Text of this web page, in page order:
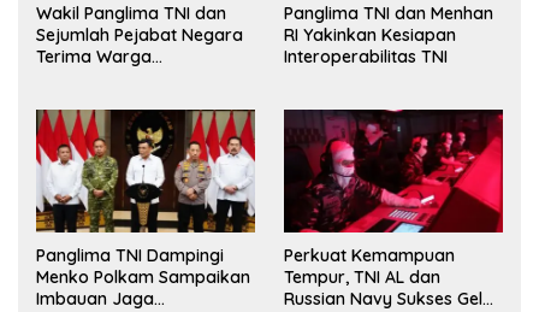
Wakil Panglima TNI dan
Sejumlah Pejabat Negara
Terima Warga
Panglima TNI dan Menhan
RI Yakinkan Kesiapan
Interoperabilitas TNI
Panglima TNI Dampingi
Menko Polkam Sampaikan
Imbauan Jaga
Perkuat Kemampuan
Tempur, TNI AL dan
Russian Navy Sukses Gelar